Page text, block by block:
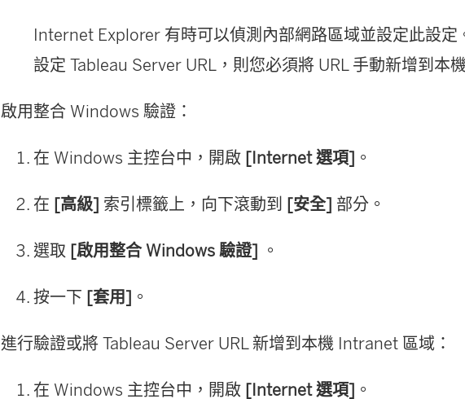
Internet Explorer 有時可以偵測內部網路區域並設定此設定
設定 Tableau Server URL，則您必須將 URL 手動新增到本
啟用整合 Windows 驗證：
在 Windows 主控台中，開啟 [Internet 選項] 。
在 [高級] 索引標籤上，向下滾動到 [安全] 部分。
選取 [啟用整合 Windows 驗證] 。
按一下 [套用] 。
進行驗證或將 Tableau Server URL 新增到本機 Intranet 區域：
在 Windows 主控台中，開啟 [Internet 選項] 。